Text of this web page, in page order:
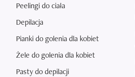
Peelingi do ciała
Depilacja
Pianki do golenia dla kobiet
Żele do golenia dla kobiet
Pasty do depilacji